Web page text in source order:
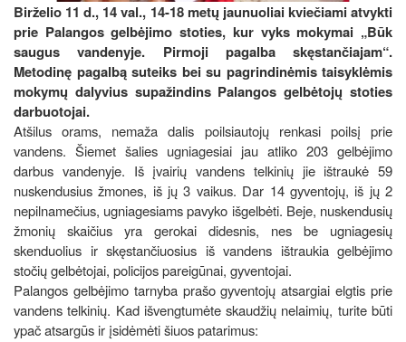
Birželio 11 d., 14 val., 14-18 metų jaunuoliai kviečiami atvykti
prie Palangos gelbėjimo stoties, kur vyks mokymai „Būk
saugus vandenyje. Pirmoji pagalba skęstančiajam“.
Metodinę pagalbą suteiks bei su pagrindinėmis taisyklėmis
mokymų dalyvius supažindins Palangos gelbėtojų stoties
darbuotojai.
Atšilus orams, nemaža dalis poilsiautojų renkasi poilsį prie
vandens. Šiemet šalies ugniagesiai jau atliko 203 gelbėjimo
darbus vandenyje. Iš įvairių vandens telkinių jie ištraukė 59
nuskendusius žmones, iš jų 3 vaikus. Dar 14 gyventojų, iš jų 2
nepilnamečius, ugniagesiams pavyko išgelbėti. Beje, nuskendusių
žmonių skaičius yra gerokai didesnis, nes be ugniagesių
skenduolius ir skęstančiuosius iš vandens ištraukia gelbėjimo
stočių gelbėtojai, policijos pareigūnai, gyventojai.
Palangos gelbėjimo tarnyba prašo gyventojų atsargiai elgtis prie
vandens telkinių. Kad išvengtumėte skaudžių nelaimių, turite būti
ypač atsargūs ir įsidėmėti šiuos patarimus: